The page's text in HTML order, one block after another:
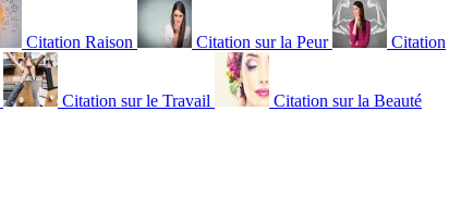
Citation Raison Citation sur la Peur Citation
Citation sur le Travail Citation sur la Beauté